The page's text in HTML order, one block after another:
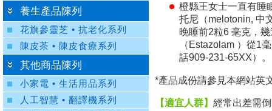
橙縣王女士一直有睡
托尼（melotonin, 中
晚睡前2粒6 毫克，
（Estazolam ）從1
話909-231-65XX）。
*產品成份請參見本網站英
【適宜人群】 經常出差需
養生產品陳列
花旗參靈芝 • 抗老化系列
陳皮茶 • 陳皮食療系列
其他商品陳列
小家電 • 生活用品系列
人工智慧 • 翻譯機系列